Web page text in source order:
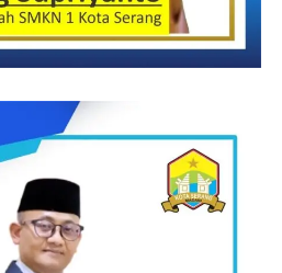
hitam, dengan ikat pinggang